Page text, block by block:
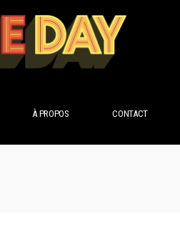
À PROPOS CONTACT